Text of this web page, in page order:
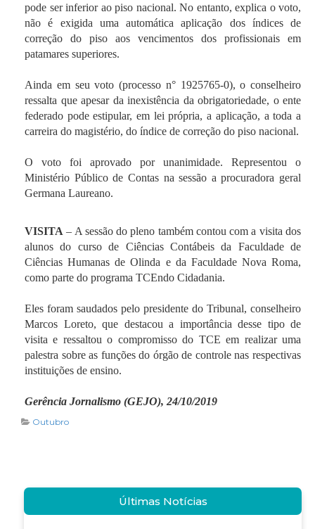
pode ser inferior ao piso nacional. No entanto, explica o voto,
não é exigida uma automática aplicação dos índices de
correção do piso aos vencimentos dos profissionais em
patamares superiores.
Ainda em seu voto (processo n° 1925765-0), o conselheiro
ressalta que apesar da inexistência da obrigatoriedade, o ente
federado pode estipular, em lei própria, a aplicação, a toda a
carreira do magistério, do índice de correção do piso nacional.
O voto foi aprovado por unanimidade. Representou o
Ministério Público de Contas na sessão a procuradora geral
Germana Laureano.
VISITA – A sessão do pleno também contou com a visita dos
alunos do curso de Ciências Contábeis da Faculdade de
Ciências Humanas de Olinda e da Faculdade Nova Roma,
como parte do programa TCEndo Cidadania.
Eles foram saudados pelo presidente do Tribunal, conselheiro
Marcos Loreto, que destacou a importância desse tipo de
visita e ressaltou o compromisso do TCE em realizar uma
palestra sobre as funções do órgão de controle nas respectivas
instituições de ensino.
Gerência Jornalismo (GEJO), 24/10/2019
Outubro
Últimas Notícias